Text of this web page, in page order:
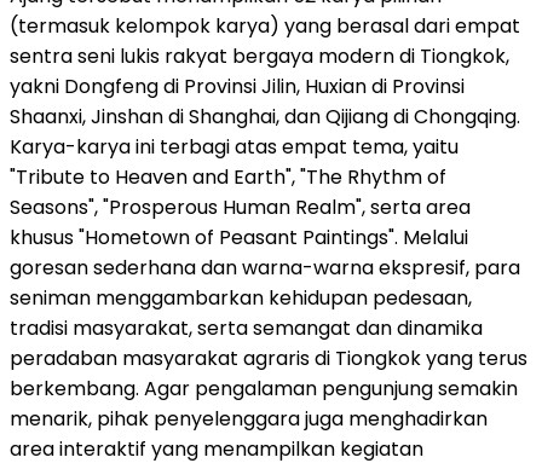
(termasuk kelompok karya) yang berasal dari empat
sentra seni lukis rakyat bergaya modern di Tiongkok,
yakni Dongfeng di Provinsi Jilin, Huxian di Provinsi
Shaanxi, Jinshan di Shanghai, dan Qijiang di Chongqing.
Karya-karya ini terbagi atas empat tema, yaitu
"Tribute to Heaven and Earth", "The Rhythm of
Seasons", "Prosperous Human Realm", serta area
khusus "Hometown of Peasant Paintings". Melalui
goresan sederhana dan warna-warna ekspresif, para
seniman menggambarkan kehidupan pedesaan,
tradisi masyarakat, serta semangat dan dinamika
peradaban masyarakat agraris di Tiongkok yang terus
berkembang. Agar pengalaman pengunjung semakin
menarik, pihak penyelenggara juga menghadirkan
area interaktif yang menampilkan kegiatan